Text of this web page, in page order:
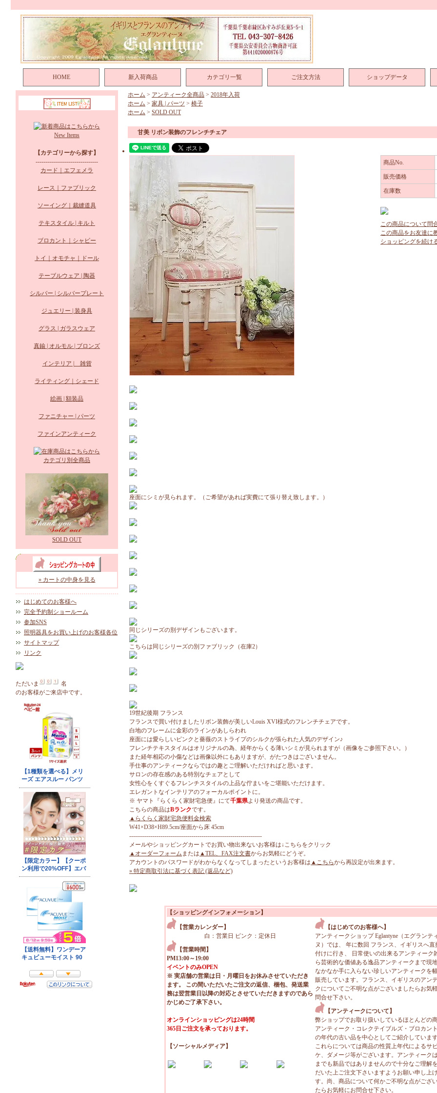
HOME 新入荷商品 カテゴリ一覧 ご注文方法 ショップデータ
New Items
【カテゴリーから探す】
--------------------------------
カード｜エフェメラ
レース｜ファブリック
ソーイング｜裁縫道具
テキスタイル | キルト
ブロカント｜シャビー
トイ｜オモチャ｜ドール
テーブルウェア | 陶器
シルバー | シルバープレート
ジュエリー | 装身具
グラス | ガラスウェア
真鍮 | オルモル | ブロンズ
インテリア | 雑貨
ライティング｜シェード
絵画 | 額装品
ファニチャー | パーツ
ファインアンティーク
カテゴリ別全商品
SOLD OUT
» カートの中身を見る
はじめてのお客様へ
完全予約制ショールーム
参加SNS
照明器具をお買い上げのお客様各位
サイトマップ
リンク
ただいま
名
のお客様がご来店中です。
ホーム > アンティーク全商品 > 2018年入荷
ホーム > 家具 | パーツ > 椅子
ホーム > SOLD OUT
甘美 リボン装飾のフレンチチェア
商品No.
販売価格
在庫数
この商品について問
この商品をお友達に
ショッピングを続け
座面にシミが見られます。（ご希望があれば実費にて張り替え致します。）
同じシリーズの別デザインもございます。
こちらは同じシリーズの別ファブリック（在庫2）
19世紀後期 フランス
フランスで買い付けましたリボン装飾が美しいLouis XVI様式のフレンチチェアです。
白地のフレームに金彩のラインがあしらわれ
座面には愛らしいピンクと薔薇のストライプのシルクが張られた人気のデザイン♪
フレンチテキスタイルはオリジナルの為、経年からくる薄いシミが見られますが（画像をご参照下さい。）
また経年相応の小傷などは画像以外にもありますが、がたつきはございません。
手仕事のアンティークならではの趣とご理解いただければと思います。
サロンの存在感のある特別なチェアとして
女性心をくすぐるフレンチスタイルの上品な佇まいをご堪能いただけます。
エレガントなインテリアのフォーカルポイントに。
※ ヤマト『らくらく家財宅急便』にて千葉県より発送の商品です。
こちらの商品はBランクです。
▲らくらく家財宅急便料金検索
W41×D38×H89.5cm/座面から床 45cm
--------------------------------------------------------------------
メールやショッピングカートでお買い物出来ないお客様は↓こちらをクリック
▲オーダーフォーム または ▲TEL、FAX注文書からお気軽にどうぞ。
アカウントのパスワードがわからなくなってしまったというお客様は ▲こちらから再設定が出来ます。
» 特定商取引法に基づく表記 (返品など)
【ショッピングインフォメーション】
【営業カレンダー】
白：営業日 ピンク：定休日
【営業時間】
PM13:00～19:00
イベントのみOPEN
※ 実店舗の営業は日・月曜日をお休みさせていただき
ます。 この間いただいたご注文の返信、梱包、発送業
務は翌営業日以降の対応とさせていただきますのであら
かじめご了承下さい。
オンラインショッピングは24時間
365日ご注文を承っております。
【ソーシャルメディア】
【はじめてのお客様へ】
アンティークショップ Eglantyne（エグランテ
ヌ）では、 年に数回 フランス、イギリスへ直
付けに行き、 日常使いの出来るアンティーク
ら芸術的な価値ある逸品アンティークまで現
なかなか手に入らない珍しいアンティークを
販売しています。フランス、イギリスのアン
クについてご不明な点がございましたらお気
問合せ下さい。
【アンティークについて】
弊ショップでお取り扱いしているほとんどの
アンティーク・コレクテイブルズ・ブロカン
の年代の古い品を中心としてご紹介しています
これらについては商品の性質上年代によるサ
ケ、ダメージ等がございます。アンティーク
までも新品ではありませんので十分なご理解
だいた上ご注文下さいますようお願い申し上
す。尚、商品について何かご不明な点がござ
たらお気軽にお問合せ下さい。